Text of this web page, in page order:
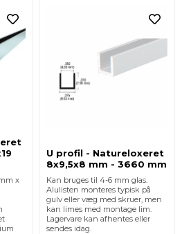
x
U profil - Natureloxeret
8x9,5x8 mm - 3660 mm
Kan bruges til 4-6 mm glas.
Alulisten monteres typisk på
gulv eller væg med skruer, men
kan limes med montage lim.
Lagervare kan afhentes eller
sendes idag.